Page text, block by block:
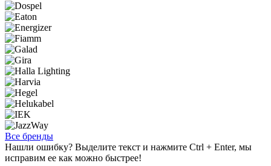
Все бренды
Нашли ошибку? Выделите текст и нажмите Ctrl + Enter, мы
исправим ее как можно быстрее!